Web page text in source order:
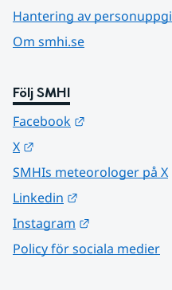
Hantering av
Om smhi.se
Följ SMHI
Facebook
X
SMHIs meteorologer på X
Linkedin
Instagram
Policy för sociala medier